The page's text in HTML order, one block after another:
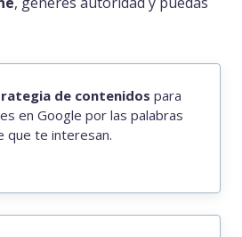
de contenidos para
en Google por las palabras
que te interesan.